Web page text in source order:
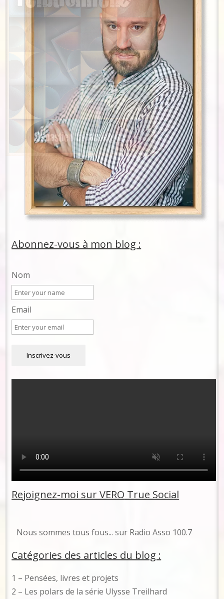
Abonnez-vous à mon blog :
Nom
Email
Rejoignez-moi sur VERO True Social
Nous sommes tous fous... sur Radio Asso 100.7
Catégories des articles du blog :
1 – Pensées, livres et projets
2 – Les polars de la série Ulysse Treilhard